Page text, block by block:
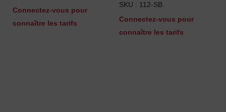
Connectez-vous pour
connaître les tarifs
SKU : 112-SB
Connectez-vous pour
connaître les tarifs